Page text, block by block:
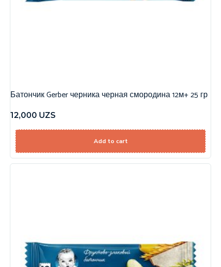
Батончик Gerber черника черная смородина 12м+ 25 гр
12,000 UZS
Add to cart